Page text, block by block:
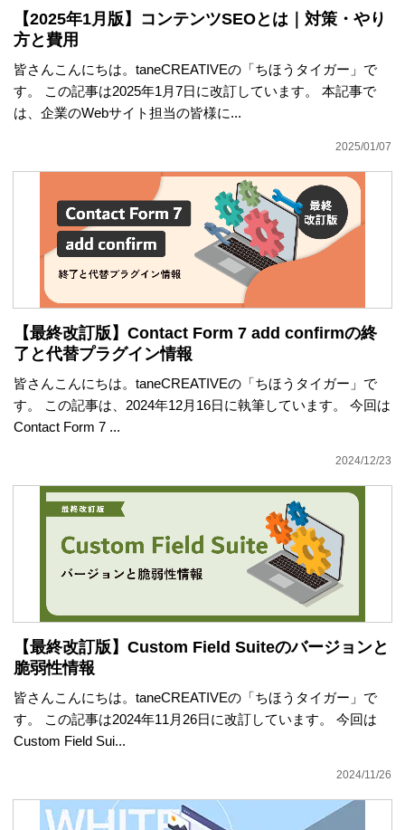
【2025年1月版】コンテンツSEOとは｜対策・やり
方と費用
皆さんこんにちは。taneCREATIVEの「ちほうタイガー」で
す。 この記事は2025年1月7日に改訂しています。 本記事で
は、企業のWebサイト担当の皆様に...
2025/01/07
【最終改訂版】Contact Form 7 add confirmの終
了と代替プラグイン情報
皆さんこんにちは。taneCREATIVEの「ちほうタイガー」で
す。 この記事は、2024年12月16日に執筆しています。 今回は
Contact Form 7 ...
2024/12/23
【最終改訂版】Custom Field Suiteのバージョンと
脆弱性情報
皆さんこんにちは。taneCREATIVEの「ちほうタイガー」で
す。 この記事は2024年11月26日に改訂しています。 今回は
Custom Field Sui...
2024/11/26